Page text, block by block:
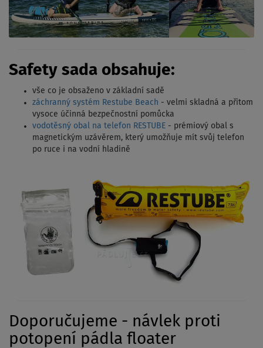
Safety sada obsahuje:
vše co je obsaženo v základní sadě
záchranný systém Restube Beach - velmi skladná a přitom
vysoce účinná bezpečnostní pomůcka
vodotěsný obal na telefon RESTUBE - prémiový obal s
magnetickým uzávěrem, který umožňuje mít svůj telefon
po ruce i na vodní hladině
Doporučujeme - návlek proti
potopení pádla floater